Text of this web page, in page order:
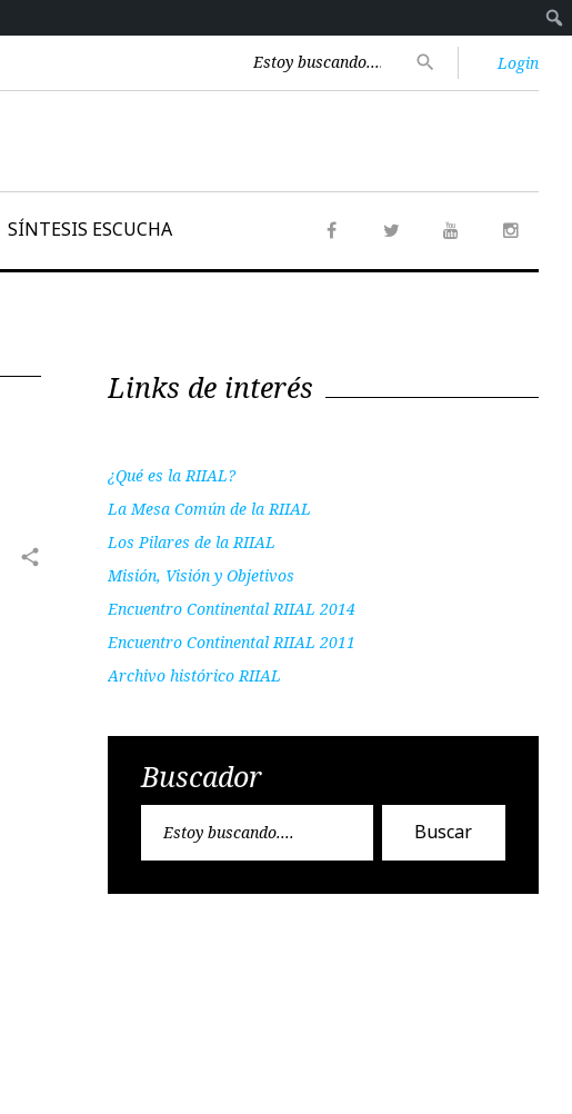
Login
Encontrar:
search
FacebookTwitterYoutube
SÍNTESIS ESCUCHA
share
Links de interés
¿Qué es la RIIAL?
La Mesa Común de la RIIAL
Los Pilares de la RIIAL
Misión, Visión y Objetivos
Encuentro Continental RIIAL 2014
Encuentro Continental RIIAL 2011
Archivo histórico RIIAL
Buscador
Buscar